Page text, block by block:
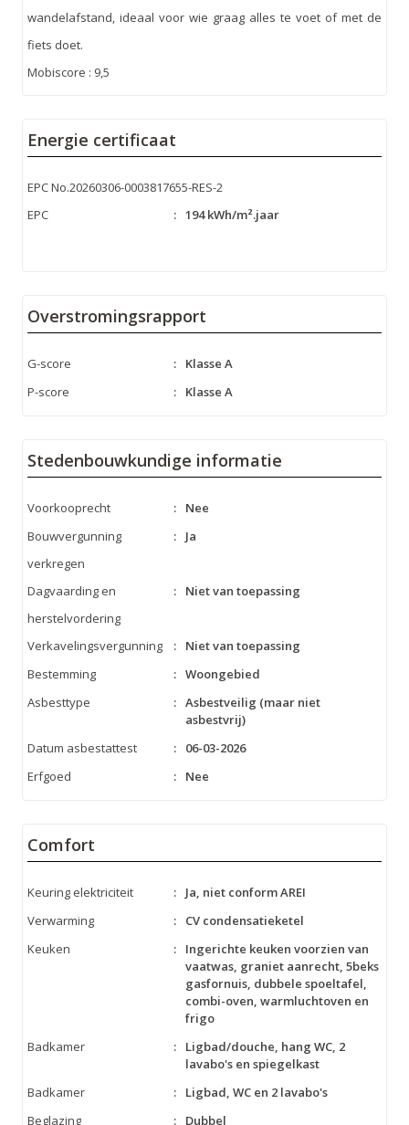
wandelafstand, ideaal voor wie graag alles te voet of met de
fiets doet.
Mobiscore : 9,5
Energie certificaat
EPC No.20260306-0003817655-RES-2
EPC
: 194 kWh/m².jaar
Overstromingsrapport
G-score :
Klasse A
P-score
: Klasse A
Stedenbouwkundige informatie
Voorkooprecht :
Nee
Bouwvergunning
verkregen
: Ja
Dagvaarding en
herstelvordering
: Niet van toepassing
Verkavelingsvergunning :
Niet van toepassing
Bestemming
: Woongebied
Asbesttype
: Asbestveilig (maar niet
asbestvrij)
Datum asbestattest
:
06-03-2026
Erfgoed
: Nee
Comfort
Keuring elektriciteit :
Ja, niet conform AREI
Verwarming
:
CV condensatieketel
Keuken
:
Ingerichte keuken voorzien van
vaatwas, graniet aanrecht, 5beks
gasfornuis, dubbele spoeltafel,
combi-oven, warmluchtoven en
frigo
Badkamer
:
Ligbad/douche, hang WC, 2
lavabo's en spiegelkast
Badkamer
:
Ligbad, WC en 2 lavabo's
Beglazing
: Dubbel